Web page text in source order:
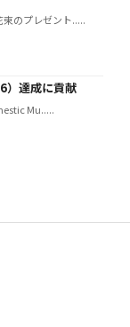
のプレゼント.....
）達成に貢献
Mu.....